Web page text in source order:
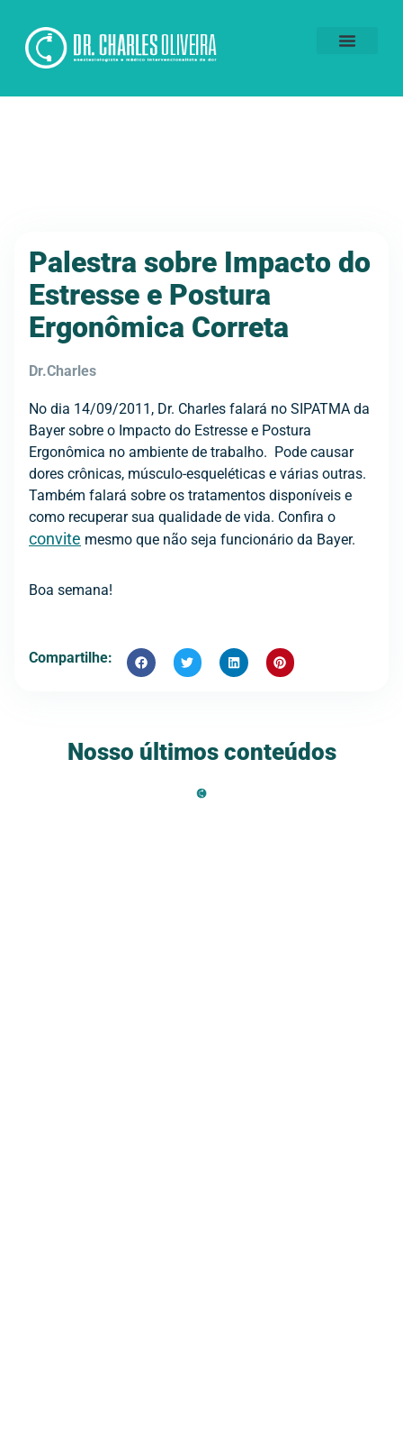
Palestra sobre Impacto do
Estresse e Postura
Ergonômica Correta
Dr.Charles
No dia 14/09/2011, Dr. Charles falará no SIPATMA da
Bayer sobre o Impacto do Estresse e Postura
Ergonômica no ambiente de trabalho. Pode causar
dores crônicas, músculo-esqueléticas e várias outras.
Também falará sobre os tratamentos disponíveis e
como recuperar sua qualidade de vida. Confira o
convite mesmo que não seja funcionário da Bayer.
Boa semana!
Compartilhe:
Nosso últimos conteúdos